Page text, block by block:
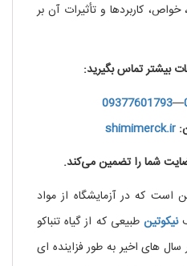
کاربردها و تأثیرات آن بر
بیشتر تماس بگیرید:
—
09377601793
shimimerck.ir
شما را تضمین می‌کند.
است که در آزمایشگاه از مواد
نیکوتین طبیعی که از گیاه تنباکو
های اخیر به طور فزاینده ای